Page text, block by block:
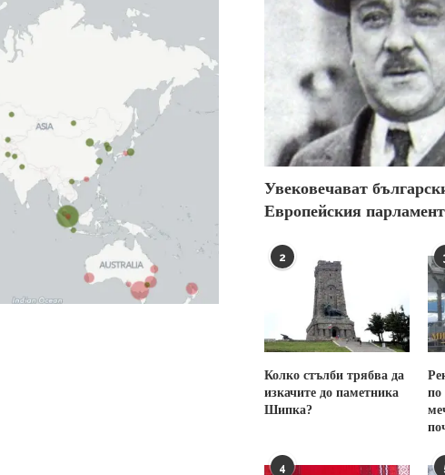
Увековечават
Европейския парламент
2
Колко стълби трябва да
изкачите до паметника
Шипка?
по
4